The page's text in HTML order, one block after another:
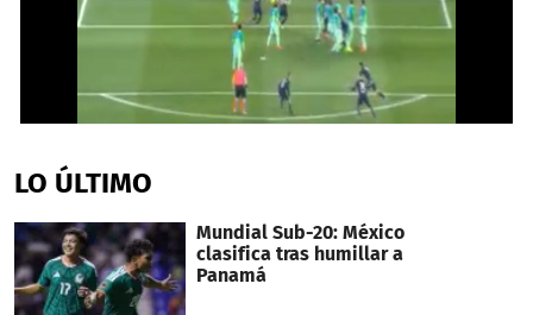
of
32
LO ÚLTIMO
Mundial Sub-20: México
clasifica tras humillar a
Panamá